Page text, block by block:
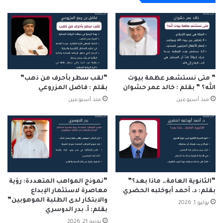
* مراقبة ضغط الدم: ارتفاع ضغط الدم قد يُسبب سكته دماغية أو نوبة
قلبية -لا سمح الله- لكن القليل من البشر يعرفون أنه السبب الأكثر في
تلف الكلى خاصة مع أمراض القلب والأوعية الدموية والسكري وارتفاع
الكوليسترول، لذلك من الأفضل أن يكون قياس ضغط الدم مرتين يومياً
صباحاً ومساءً ويكون في كل مرة قياسين بينهما دقيقة لتجنب تقلبات
ضغط الدم.
* الفحص السنوي لوظائف الكلى: هي تحاليل سنوية لمعرفة أن الكلى
التخلص من مخلفات الجسم وتشخيص حالات الإصابة بأمراض الكلى في
المراحل المبكرة.
* الإقلاع عن التدخين: أثبتت عدة دراسات بحثية أن التدخين ضار بالكلى
ويُبطئ تدفق الدم لها مما يؤثر على قدرتها في تنقية الدم من السموم،
وقد يتداخل التدخين مع بعض أدوية التحكم في ارتفاع ضغط الدم ويكون
سببا رئيساً في مرض الكلى.
” متى نستشعر عظمة بيوت
الله؟ ” بقلم : خالد عمر حشوان
منذ أسبوعين
“لقب سطر بأحرف من ذهب”
بقلم : فاضل المزروعي
منذ أسبوعين
“الثانوية العامة… ماذا بعد؟”
بقلم: د. أحمد أبوخلبه الحضري
يوليو 1, 2026
“نموذج المواهب المتعددة: رؤية
معاصرة لاستثمار الإبداع
والابتكار لدى الطلبة الموهوبين”
بقلم: أ. بدر الدوسري